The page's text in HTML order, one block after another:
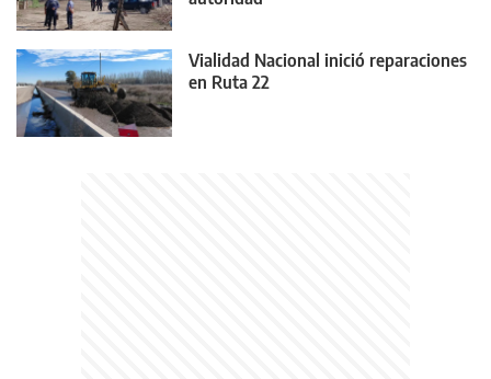
Vialidad Nacional inició reparaciones
en Ruta 22